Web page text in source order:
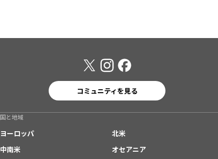
コミュニティを見る
国と地域
ヨーロッパ
北米
中南米
オセアニア